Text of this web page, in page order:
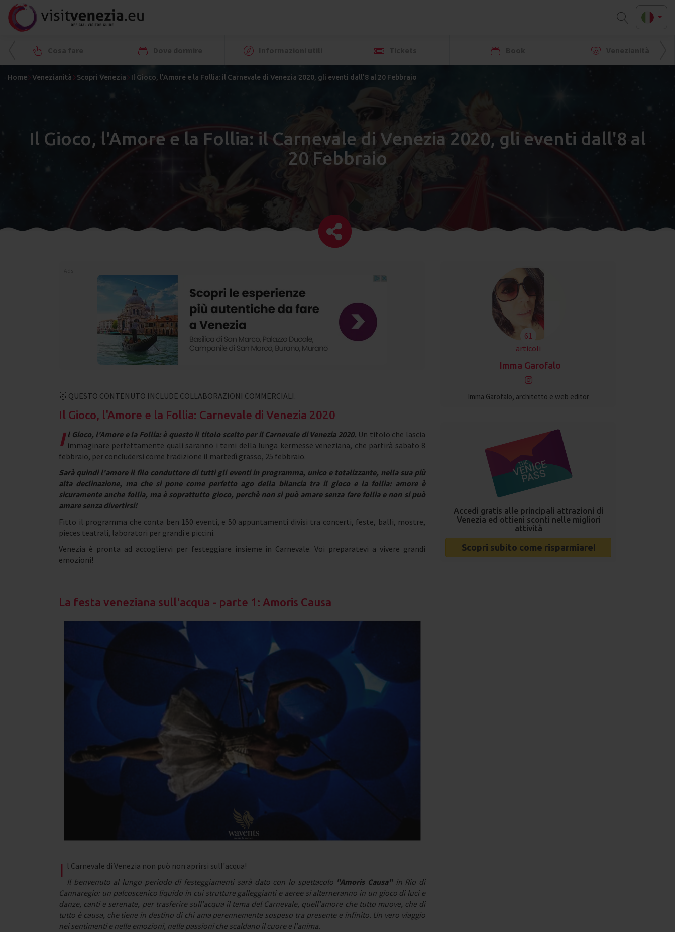
Home Venezianità Scopri Venezia Il Gioco, l'Amore e la Follia: il Carnevale di Venezia 2020, gli eventi dall'8 al 20 Febbraio
Il Gioco, l'Amore e la Follia: il Carnevale di Venezia 2020, gli eventi dall'8 al
20 Febbraio
🥇 QUESTO CONTENUTO INCLUDE COLLABORAZIONI COMMERCIALI.
Il Gioco, l'Amore e la Follia: Carnevale di Venezia 2020
I l Gioco, l'Amore e la Follia: è questo il titolo scelto per il Carnevale di Venezia 2020. Un titolo che lascia
immaginare perfettamente quali saranno i temi della lunga kermesse veneziana, che partirà sabato 8
febbraio, per concludersi come tradizione il martedì grasso, 25 febbraio.
Sarà quindi l'amore il filo conduttore di tutti gli eventi in programma, unico e totalizzante, nella sua più
alta declinazione, ma che si pone come perfetto ago della bilancia tra il gioco e la follia: amore è
sicuramente anche follia, ma è soprattutto gioco, perchè non si può amare senza fare follia e non si può
amare senza divertirsi!
Fitto il programma che conta ben 150 eventi, e 50 appuntamenti divisi tra concerti, feste, balli, mostre,
pieces teatrali, laboratori per grandi e piccini.
Venezia è pronta ad accogliervi per festeggiare insieme in Carnevale. Voi preparatevi a vivere grandi
emozioni!
La festa veneziana sull'acqua - parte 1: Amoris Causa
I l Carnevale di Venezia non può non aprirsi sull'acqua!
Il benvenuto al lungo periodo di festeggiamenti sarà dato con lo spettacolo"Amoris Causa" in Rio di
Cannaregio: un palcoscenico liquido in cui strutture galleggianti e aeree si alterneranno in un gioco di luci e
danze, canti e serenate, per trasferire sull'acqua il tema del Carnevale, quell'amore che tutto muove, che di
tutto è causa, che tiene in destino di chi ama perennemente sospeso tra presente e infinito. Un vero viaggio
nei sentimenti e nelle emozioni, nelle passioni che scaldano il cuore e l'anima.
61
articoli
Imma Garofalo
Imma Garofalo, architetto e web editor
Accedi gratis alle principali attrazioni di
Venezia ed ottieni sconti nelle migliori
attività
Scopri subito come risparmiare!